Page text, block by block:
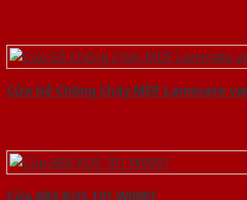
Cửa Gỗ Chống Cháy MDF Laminate
Cửa ABS KOS 101 W0901